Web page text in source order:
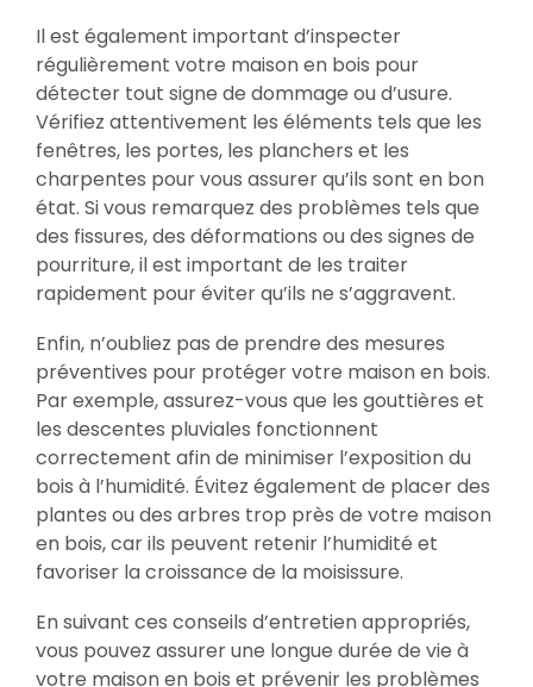
Il est également important d’inspecter
régulièrement votre maison en bois pour
détecter tout signe de dommage ou d’usure.
Vérifiez attentivement les éléments tels que les
fenêtres, les portes, les planchers et les
charpentes pour vous assurer qu’ils sont en bon
état. Si vous remarquez des problèmes tels que
des fissures, des déformations ou des signes de
pourriture, il est important de les traiter
rapidement pour éviter qu’ils ne s’aggravent.
Enfin, n’oubliez pas de prendre des mesures
préventives pour protéger votre maison en bois.
Par exemple, assurez-vous que les gouttières et
les descentes pluviales fonctionnent
correctement afin de minimiser l’exposition du
bois à l’humidité. Évitez également de placer des
plantes ou des arbres trop près de votre maison
en bois, car ils peuvent retenir l’humidité et
favoriser la croissance de la moisissure.
En suivant ces conseils d’entretien appropriés,
vous pouvez assurer une longue durée de vie à
votre maison en bois et prévenir les problèmes